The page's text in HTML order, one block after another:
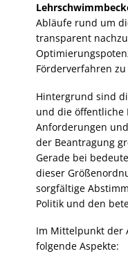
Abläufe rund um
transparent
Förderverfahren
Hintergrund sind
und die öffentliche
Anforderungen
der Beantragung
Gerade bei
dieser
sorgfältige
Politik und den
Im Mittelpunkt der
folgende Aspekte: